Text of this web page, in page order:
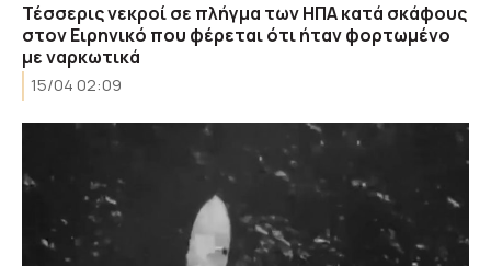
Τέσσερις νεκροί σε πλήγμα των ΗΠΑ κατά σκάφους
στον Ειρηνικό που φέρεται ότι ήταν φορτωμένο
με ναρκωτικά
15/04 02:09